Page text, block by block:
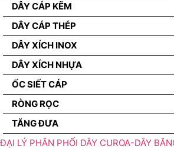
DÂY CÁP KẼM
DÂY CÁP THÉP
DÂY XÍCH INOX
DÂY XÍCH NHỰA
ỐC SIẾT CÁP
RÒNG RỌC
TĂNG ĐƯA
ĐẠI LÝ PHÂN PHỐI DÂY CUROA-DÂY